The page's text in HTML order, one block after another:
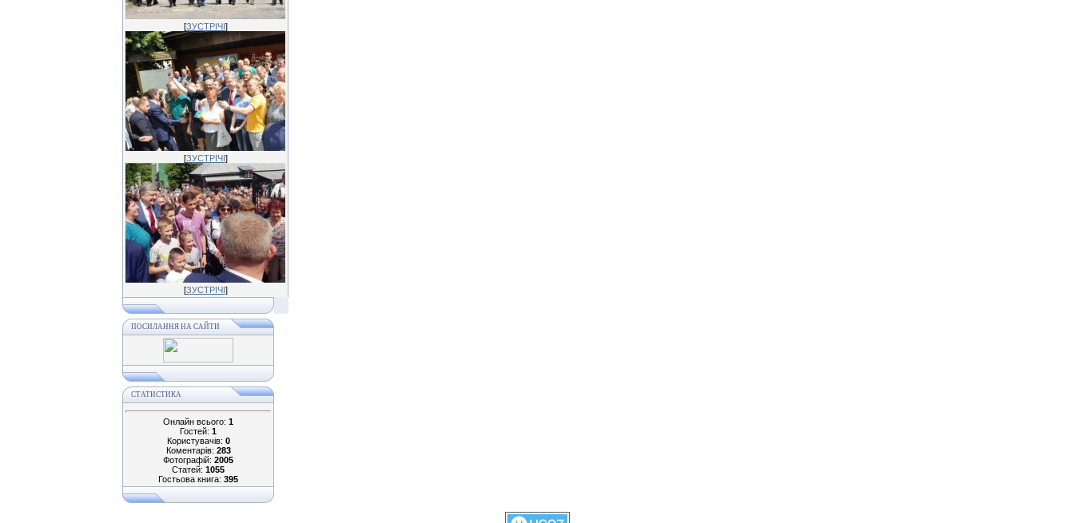
[ЗУСТРІЧІ]
[ЗУСТРІЧІ]
[ЗУСТРІЧІ]
ПОСИЛАННЯ НА САЙТИ
СТАТИСТИКА
Онлайн всього: 1
Гостей: 1
Користувачів: 0
Коментарів: 283
Фотографій: 2005
Статей: 1055
Гостьова книга: 395